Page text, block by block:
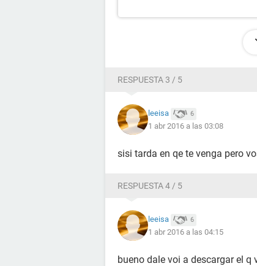
RESPUESTA 3 / 5
leeisa 6
1 abr 2016 a las 03:08
sisi tarda en qe te venga pero
RESPUESTA 4 / 5
leeisa 6
1 abr 2016 a las 04:15
bueno dale voi a descargar el q